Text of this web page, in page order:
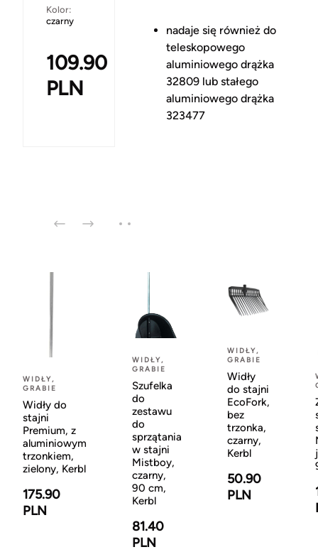
Kolor:
czarny
109.90
PLN
nadaje się również do
teleskopowego
aluminiowego drążka
32809 lub stałego
aluminiowego drążka
323477
WIDŁY,
GRABIE
Widły do
stajni
Premium, z
aluminiowym
trzonkiem,
zielony, Kerbl
175.90
PLN
WIDŁY,
GRABIE
Szufelka
do
zestawu
do
sprzątania
w stajni
Mistboy,
czarny,
90 cm,
Kerbl
81.40
PLN
WIDŁY,
GRABIE
Widły
do stajni
EcoFork,
bez
trzonka,
czarny,
Kerbl
50.90
PLN